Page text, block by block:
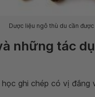
Dược liệu ngô thù du cần
những tác
ghi chép có vị đắng